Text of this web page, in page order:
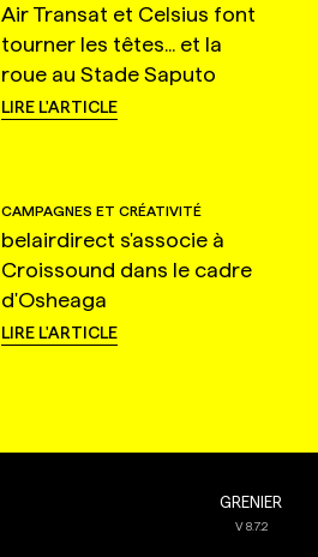
Air Transat et Celsius font
tourner les têtes... et la
roue au Stade Saputo
LIRE L'ARTICLE
CAMPAGNES ET CRÉATIVITÉ
belairdirect s'associe à
Croissound dans le cadre
d'Osheaga
LIRE L'ARTICLE
GRENIER
V8.7.2